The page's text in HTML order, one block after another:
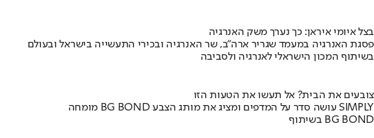
בצל איומי איראן: כך נערך משק האנרגיה
פסגת האנרגיה במעמד שגריר ארה"ב, שר האנרגיה ובכירי התעשייה בישראל ובעולם
בשיתוף המכון הישראלי לאנרגיה ולסביבה
צובעים את הבית? אל תעשו את הטעות הזו
מומחה BG BOND עושה סדר על המדפים ומציג את מותג הצבע SIMPLY
בשיתוף BG BOND